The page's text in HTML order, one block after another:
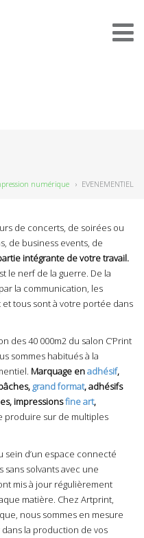
numérique › EVENEMENTIEL
de concerts, de soirées ou
de business events, de
intégrante de votre travail.
le nerf de la guerre. De la
la communication, les
tous sont à votre portée dans
des 40 000m2 du salon C’Print
sommes habitués à la
Marquage enadhésif,
grand format, adhésifs
impressionsfine art,
produire sur de multiples
sein d’un espace connecté
solvants avec une
mis à jour régulièrement
matière. Chez Artprint,
nous sommes en mesure
la production de vos